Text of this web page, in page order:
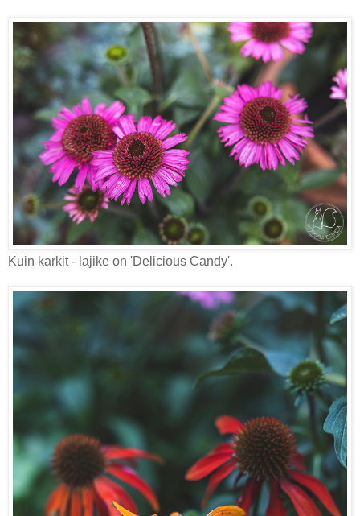
Kuin karkit - lajike on 'Delicious Candy'.